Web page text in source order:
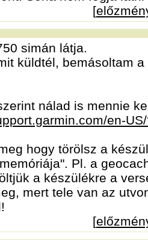
[
simán látja.
küldtél, bemásoltam
nálad is mennie
en-
hogy törölsz a
Pl. a
a készülékre a
mert tele van az
[